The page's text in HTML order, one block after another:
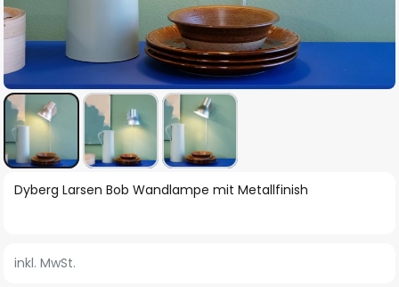
Zum
Anfang
springen
Dyberg Larsen Bob Wandlampe mit Metallfinish
inkl. MwSt.